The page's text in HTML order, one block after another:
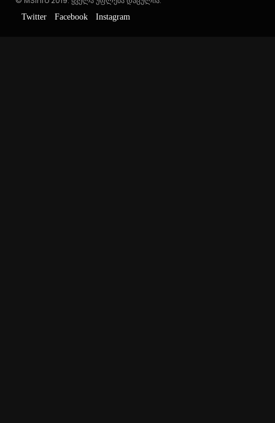
Twitter Facebook Instagram